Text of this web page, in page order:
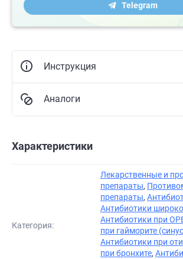
Telegram
Инструкция
Аналоги
Характеристики
Категория:
Лекарственные и
препараты,
препараты,
Антибиотики
Антибиотики при
при гайморите
Антибиотики при
при бронхите,